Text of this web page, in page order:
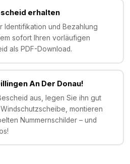
erhalten
Identifikation und Bezahlung
sofort Ihren vorläufigen
als PDF-Download.
An Der Donau!
aus, legen Sie ihn gut
montieren
Nummernschilder – und